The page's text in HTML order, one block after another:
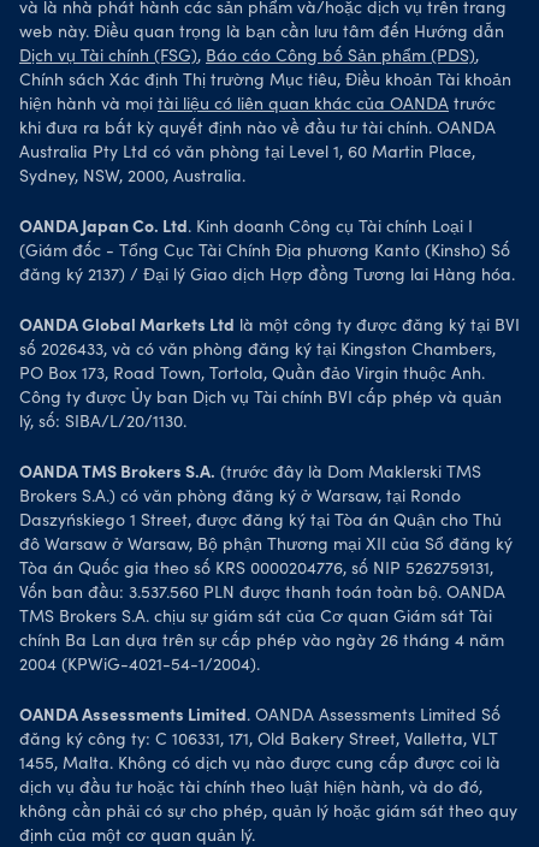
và là nhà phát hành các sản phẩm và/hoặc dịch vụ trên trang
web này. Điều quan trọng là bạn cần lưu tâm đến Hướng dẫn
Dịch vụ Tài chính (FSG), Báo cáo Công bố Sản phẩm (PDS),
Chính sách Xác định Thị trường Mục tiêu, Điều khoản Tài khoản
hiện hành và mọi tài liệu có liên quan khác của OANDA trước
khi đưa ra bất kỳ quyết định nào về đầu tư tài chính. OANDA
Australia Pty Ltd có văn phòng tại Level 1, 60 Martin Place,
Sydney, NSW, 2000, Australia.
OANDA Japan Co. Ltd. Kinh doanh Công cụ Tài chính Loại I
(Giám đốc - Tổng Cục Tài Chính Địa phương Kanto (Kinsho) Số
đăng ký 2137) / Đại lý Giao dịch Hợp đồng Tương lai Hàng hóa.
OANDA Global Markets Ltd là một công ty được đăng ký tại BVI
số 2026433, và có văn phòng đăng ký tại Kingston Chambers,
PO Box 173, Road Town, Tortola, Quần đảo Virgin thuộc Anh.
Công ty được Ủy ban Dịch vụ Tài chính BVI cấp phép và quản
lý, số: SIBA/L/20/1130.
OANDA TMS Brokers S.A. (trước đây là Dom Maklerski TMS
Brokers S.A.) có văn phòng đăng ký ở Warsaw, tại Rondo
Daszyńskiego 1 Street, được đăng ký tại Tòa án Quận cho Thủ
đô Warsaw ở Warsaw, Bộ phận Thương mại XII của Sổ đăng ký
Tòa án Quốc gia theo số KRS 0000204776, số NIP 5262759131,
Vốn ban đầu: 3.537.560 PLN được thanh toán toàn bộ. OANDA
TMS Brokers S.A. chịu sự giám sát của Cơ quan Giám sát Tài
chính Ba Lan dựa trên sự cấp phép vào ngày 26 tháng 4 năm
2004 (KPWiG-4021-54-1/2004).
OANDA Assessments Limited. OANDA Assessments Limited Số
đăng ký công ty: C 106331, 171, Old Bakery Street, Valletta, VLT
1455, Malta. Không có dịch vụ nào được cung cấp được coi là
dịch vụ đầu tư hoặc tài chính theo luật hiện hành, và do đó,
không cần phải có sự cho phép, quản lý hoặc giám sát theo quy
định của một cơ quan quản lý.